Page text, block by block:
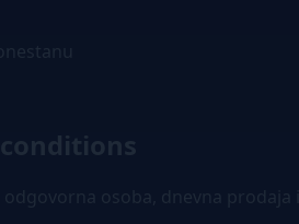
osoba, dnevna prodaja